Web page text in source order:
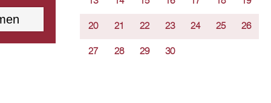
20 21 22 23 24 25 26
27 28 29 30